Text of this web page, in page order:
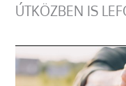
ÚTKÖZBEN IS